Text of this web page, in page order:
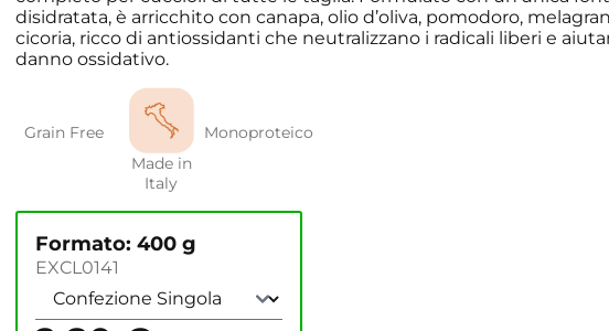
disidratata, è arricchito con canapa, olio d’oliva, pomodoro,
cicoria, ricco di antiossidanti che neutralizzano i radicali liberi e
danno ossidativo.
Grain Free
Made in
Italy
Monoproteico
Formato: 400 g
EXCL0141